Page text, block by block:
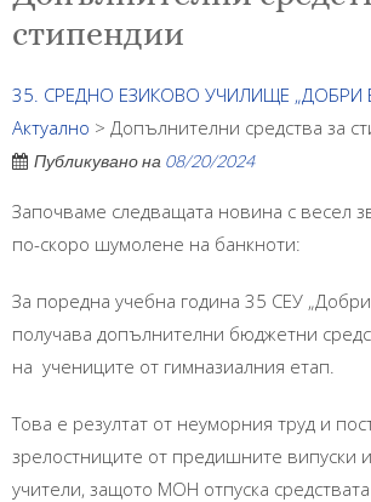
стипендии
35. СРЕДНО ЕЗИКОВО УЧИЛИЩЕ „ДОБРИ
Актуално > Допълнителни средства за
Публикувано на 08/20/2024
Започваме следващата новина с весел
по-скоро шумолене на банкноти:
За поредна учебна година 35 СЕУ
получава допълнителни бюджетни
на учениците от гимназиалния етап.
Това е резултат от неуморния труд и
зрелостниците от предишните випуски
учители, защото МОН отпуска